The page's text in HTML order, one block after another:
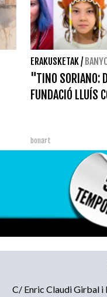
ERAKUSKETAK/
"TINO SORIANO:
FUNDACIÓ LLUÍS
bonart
C/ Enric Claudi Girbal i